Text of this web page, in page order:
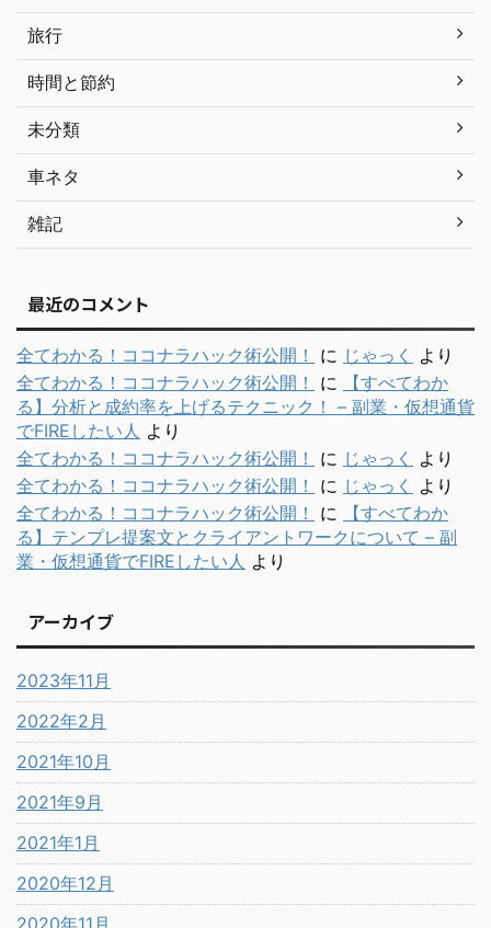
旅行
時間と節約
未分類
車ネタ
雑記
最近のコメント
全てわかる！ココナラハック術公開！ に じゃっく
より
全てわかる！ココナラハック術公開！
に
【すべてわか
る】分析と成約率を上げるテクニック！ – 副業・仮想通貨
でFIREしたい人 より
全てわかる！ココナラハック術公開！
に じゃっく
より
全てわかる！ココナラハック術公開！
に じゃっく
より
全てわかる！ココナラハック術公開！
に
【すべてわか
る】テンプレ提案文とクライアントワークについて – 副
業・仮想通貨でFIREしたい人 より
アーカイブ
2023年11月
2022年2月
2021年10月
2021年9月
2021年1月
2020年12月
2020年11月